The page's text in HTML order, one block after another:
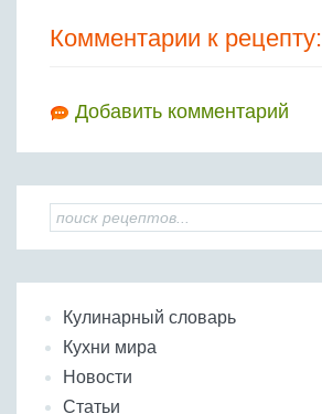
Комментарии к рецепту:
Добавить комментарий
Кулинарный словарь
Кухни мира
Новости
Статьи